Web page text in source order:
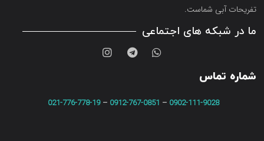
تفریحات آبی شماست.
ما در شبکه های اجتماعی
شماره تماس
0902-111-9028
–
0912-767-0851
–
021-776-778-19